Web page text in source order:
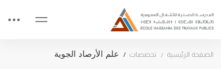
الصفحة الرئيسية تخصصات علم الأرصاد الجوية